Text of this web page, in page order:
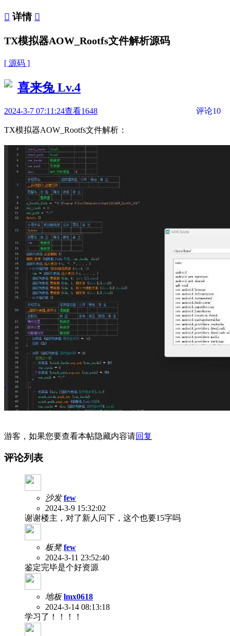
 详情 
TX模拟器AOW_Rootfs文件解析源码
[ 源码 ]
喜来兔Lv.4
2024-3-7 07:11:24查看1648 评论10
TX模拟器AOW_Rootfs文件解析：
游客，如果您要查看本帖隐藏内容请回复
评论列表
沙发 few
2024-3-9 15:32:02
谢谢楼主，对了新人问下，这个也要15字吗
板凳 few
2024-3-11 23:52:40
鉴定完毕是个好资源
地板 lmx0618
2024-3-14 08:13:18
学习了！！！！